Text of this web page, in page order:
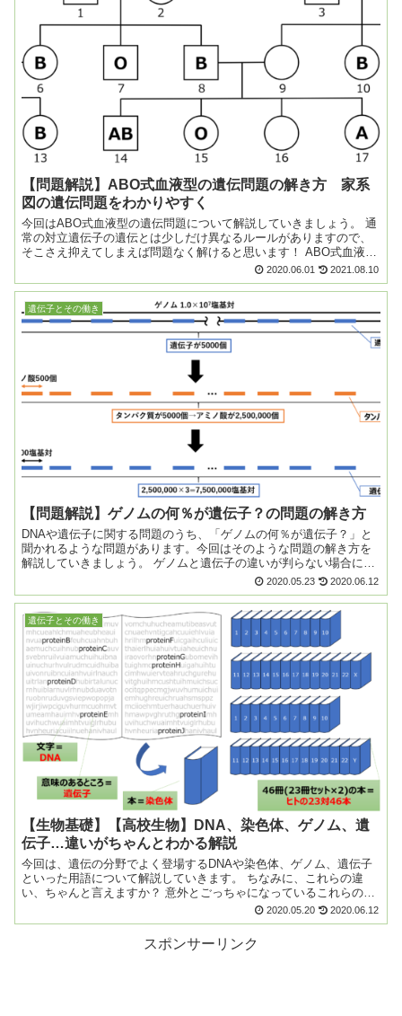
【問題解説】ABO式血液型の遺伝問題の解き方 家系
図の遺伝問題をわかりやすく
今回はABO式血液型の遺伝問題について解説していきましょう。 通
常の対立遺伝子の遺伝とは少しだけ異なるルールがありますので、
そこさえ抑えてしまえば問題なく解けると思います！ ABO式血液型
2020.06.01 2021.08.10
遺伝子とその働き
【問題解説】ゲノムの何％が遺伝子？の問題の解き方
DNAや遺伝子に関する問題のうち、「ゲノムの何％が遺伝子？」と
聞かれるような問題があります。今回はそのような問題の解き方を
解説していきましょう。 ゲノムと遺伝子の違いが判らない場合に
は、こちらの記事も参照しながら復習しましょう。 ...
2020.05.23 2020.06.12
遺伝子とその働き
【生物基礎】【高校生物】DNA、染色体、ゲノム、遺
伝子…違いがちゃんとわかる解説
今回は、遺伝の分野でよく登場するDNAや染色体、ゲノム、遺伝子
といった用語について解説していきます。 ちなみに、これらの違
い、ちゃんと言えますか？ 意外とごっちゃになっているこれらの単
語、これを機にわかりやすく整理していきまし...2020.05.20 2020.06.12
スポンサーリンク